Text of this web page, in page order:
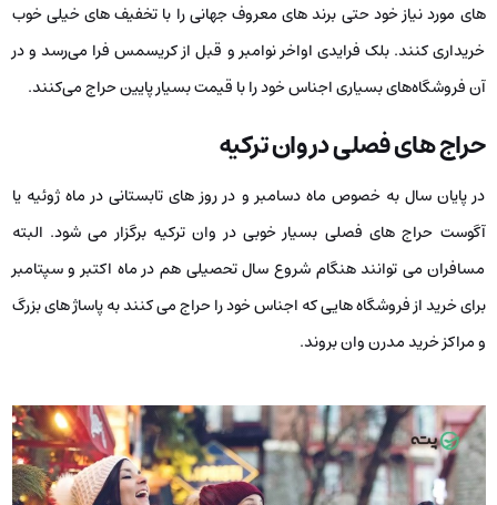
های مورد نیاز خود حتی برند های معروف جهانی را با تخفیف ‌های خیلی خوب
خریداری کنند. بلک فرایدی اواخر نوامبر و قبل از کریسمس فرا می‌رسد و در
آن فروشگاه‌های بسیاری اجناس خود را با قیمت بسیار پایین حراج می‌کنند.
حراج‌ های فصلی در وان ترکیه
در پایان سال به خصوص ماه دسامبر و در روز های تابستانی در ماه ژوئیه یا
آگوست حراج‌ های فصلی بسیار خوبی در وان ترکیه برگزار می ‌شود. البته
مسافران می ‌توانند هنگام شروع سال تحصیلی هم در ماه اکتبر و سپتامبر
برای خرید از فروشگاه ‌هایی که اجناس خود را حراج می‌ کنند به پاساژ های بزرگ
و مراکز خرید مدرن وان بروند.